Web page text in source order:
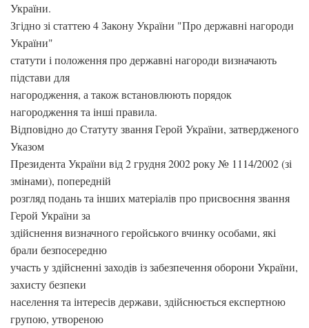
України.
Згідно зі статтею 4 Закону України "Про державні нагороди
України"
статути і положення про державні нагороди визначають
підстави для
нагородження, а також встановлюють порядок
нагородження та інші правила.
Відповідно до Статуту звання Герой України, затвердженого
Указом
Президента України від 2 грудня 2002 року № 1114/2002 (зі
змінами), попередній
розгляд подань та інших матеріалів про присвоєння звання
Герой України за
здійснення визначного геройського вчинку особами, які
брали безпосередню
участь у здійсненні заходів із забезпечення оборони України,
захисту безпеки
населення та інтересів держави, здійснюється експертною
групою, утвореною